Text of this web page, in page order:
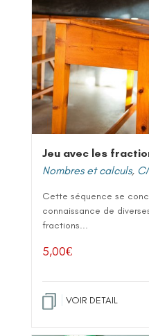
Jeu avec les
Nombres et calculs,
Cette séquence se
connaissance de
fractions...
5,00€
VOIR DETAIL